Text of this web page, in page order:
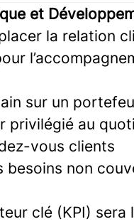
et
la relation
sur un
privilégié au
vous clients
besoins non
clé (KPI) sera